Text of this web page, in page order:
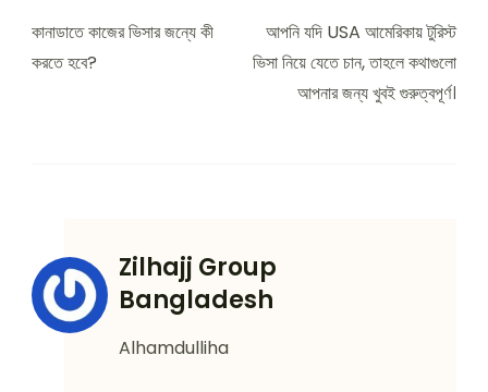
Navigation
কানাডাতে কাজের ভিসার জন্যে কী
করতে হবে?
আপনি যদি USA আমেরিকায় টুরিস্ট
ভিসা নিয়ে যেতে চান, তাহলে কথাগুলো
আপনার জন্য খুবই গুরুত্বপূর্ণ।
Zilhajj Group
Bangladesh
Alhamdulliha